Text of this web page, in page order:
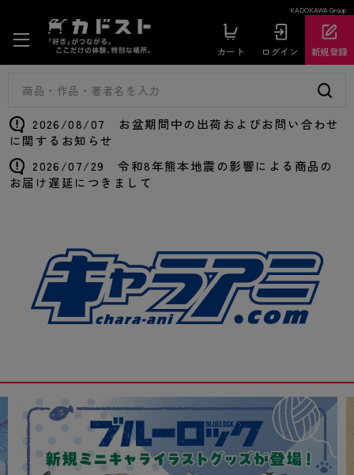
KADOKAWA Group
カート ログイン 新規登録
2026/08/07 お盆期間中の出荷およびお問い合わせ
に関するお知らせ
2026/07/29 令和8年熊本地震の影響による商品の
お届け遅延につきまして